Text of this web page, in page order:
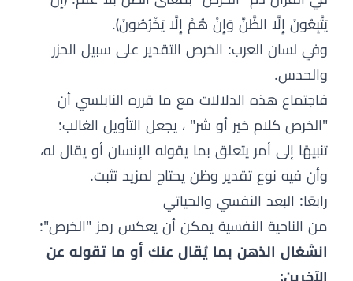
يَتَّبِعُونَ إِلَّا الظَّنَّ وَإِنْ هُمْ إِلَّا يَخْرُصُونَ﴾.
وفي لسان العرب: الخرص التقدير على سبيل الحزر
والحدس.
فاجتماع هذه الدلالات مع ما قرره النابلسي أن
"الخرص كلام خير أو شر" ، يجعل التأويل الغالب:
تنبيهًا إلى أمر يتعلق بما يقوله الإنسان أو يقال له،
وأن فيه نوع تقدير وظن يحتاج لمزيد تثبت.
رابعًا: البعد النفسي والحياتي
من الناحية النفسية يمكن أن يعكس رمز "الخرص":
انشغال الذهن بما يُقال عنك أو ما تقوله عن